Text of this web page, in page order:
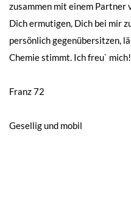
zusammen mit einem Partner
Dich ermutigen, Dich bei mir
persönlich gegenübersitzen,
Chemie stimmt. Ich freu` mich!
Franz 72
Gesellig und mobil